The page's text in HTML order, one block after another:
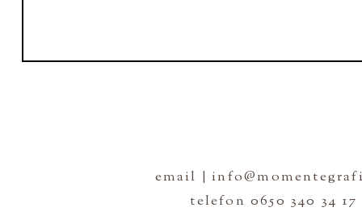
email |
telefon 0650 340 34 17